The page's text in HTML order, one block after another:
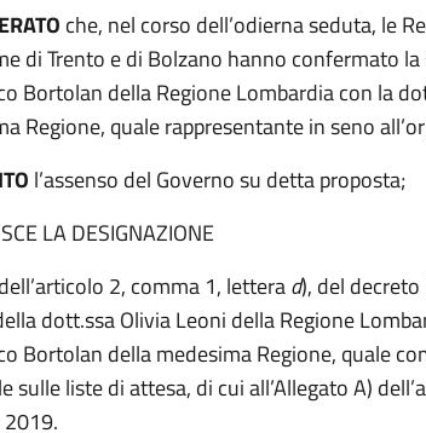
che, nel corso dell’odierna seduta, le
di Trento e di Bolzano hanno confermato la
Bortolan della Regione Lombardia con la
Regione, quale rappresentante in seno
l’assenso del Governo su detta proposta;
LA DESIGNAZIONE
2, comma 1, letterad), del
dott.ssa Olivia Leoni della Regione
Bortolan della medesima Regione, quale
sulle liste di attesa, di cui all’Allegato A)